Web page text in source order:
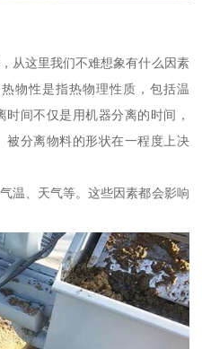
从这里我们不难想象有什么因素
物性是指热物理性质，包括温
间不仅是用机器分离的时间，
被分离物料的形状在一程度上决
温、天气等。这些因素都会影响